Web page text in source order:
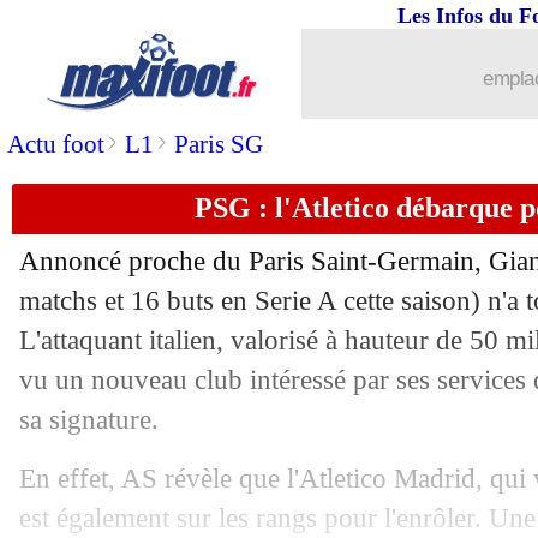
Actu foot> L1 > Paris SG
Les Infos du
PSG : l'Atletico débarque
Annoncé proche du Paris Saint-Germain,
matchs et 16 buts en Serie A cette saison) n'a
L'attaquant italien, valorisé à hauteur de 50
vu un nouveau club intéressé par ses services
sa signature.
En effet, AS révèle que l'Atletico Madrid, qui
est également sur les rangs pour l'enrôler.
Divers: Suarez en passe de quitter
27/06 Brest
27/06 Nice: Favre remplace Galtier
27/06 Chelsea : Cech s'en va, Maxwell
27/06 Barça : un ultimatum pour Dembélé
27/06 OM: Claudinho, c'est déjà fini...
27/06 Arsenal: le successeur de Leno a